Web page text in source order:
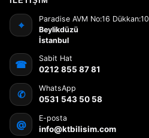
⌖
Paradise AVM No:16 Dükkan:10
Beylikdüzü
İstanbul
☎
Sabit Hat
0212 855 87 81
✆
WhatsApp
0531 543 50 58
@
E-posta
info@ktbilisim.com